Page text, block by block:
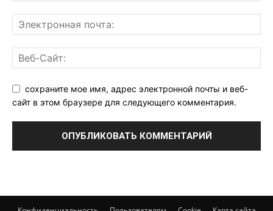
сохраните мое имя, адрес электронной почты и веб-
сайт в этом браузере для следующего комментария.